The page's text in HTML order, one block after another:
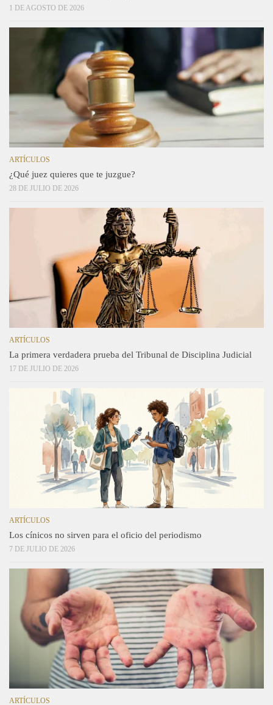
1 DE AGOSTO DE 2026
ARTÍCULOS
¿Qué juez quieres que te juzgue?
28 DE JULIO DE 2026
ARTÍCULOS
La primera verdadera prueba del Tribunal de Disciplina Judicial
17 DE JULIO DE 2026
ARTÍCULOS
Los cínicos no sirven para el oficio del periodismo
7 DE JULIO DE 2026
ARTÍCULOS